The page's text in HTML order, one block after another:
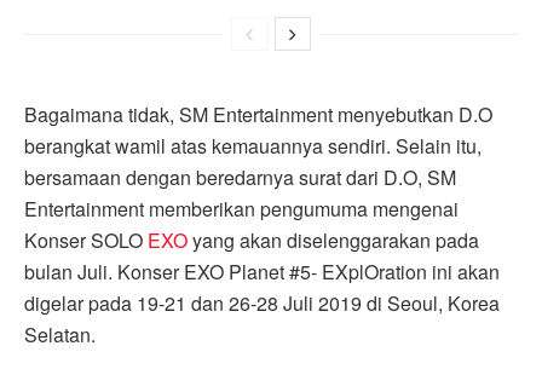
Bagaimana tidak, SM Entertainment menyebutkan D.O
berangkat wamil atas kemauannya sendiri. Selain itu,
bersamaan dengan beredarnya surat dari D.O, SM
Entertainment memberikan pengumuma mengenai
Konser SOLO EXOyang akan diselenggarakan pada
bulan Juli. Konser EXO Planet #5- EXplOration ini akan
digelar pada 19-21 dan 26-28 Juli 2019 di Seoul, Korea
Selatan.